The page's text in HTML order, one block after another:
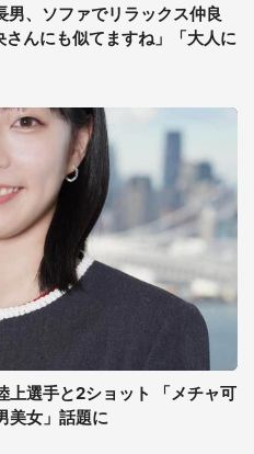
、ソファでリラックス仲良
んにも似てますね」「大人に
上選手と2ショット 「メチャ可
美女」話題に